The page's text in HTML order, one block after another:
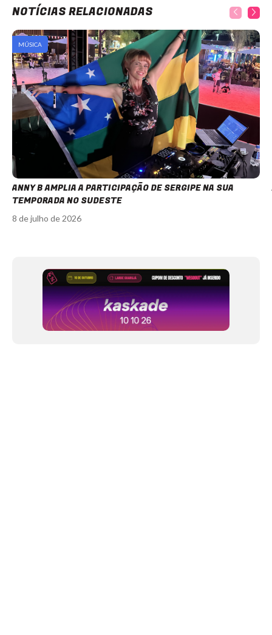
NOTÍCIAS RELACIONADAS
MÚSICA
ANNY B AMPLIA A PARTICIPAÇÃO DE SERGIPE NA SUA
TEMPORADA NO SUDESTE
8 de julho de 2026